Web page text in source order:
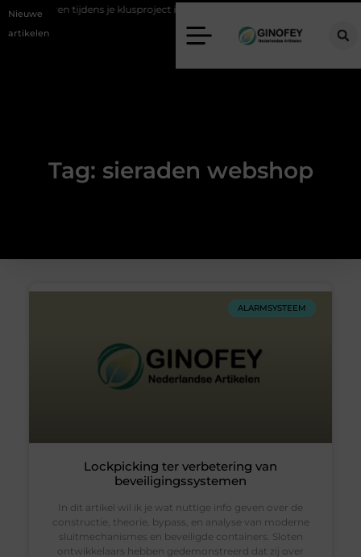
Nieuwe
artikelen
afvoeren tijdens je klusproject in Oss
Tag: sieraden webshop
ALARMSYSTEEM
Lockpicking ter verbetering van
beveiligingssystemen
In dit artikel wil ik je wat nuttige info geven over de
constructie, theorie, bypass, en analyse van moderne
sluitmechanismes en beveiligde containers. Sloten
ontwikkelaars hebben gedemonstreerd dat zij over